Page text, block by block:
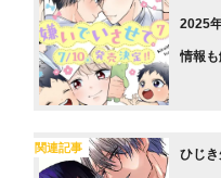
2025
情報
関連記事 ひじ